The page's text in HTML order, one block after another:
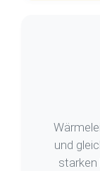
und
starken